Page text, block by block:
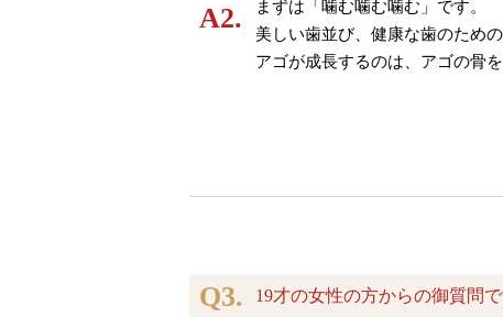
まずは「噛む噛む噛む」です。
美しい歯並び、健康な歯のため
アゴが成長するのは、アゴの骨
19才の女性の方からの御質問で